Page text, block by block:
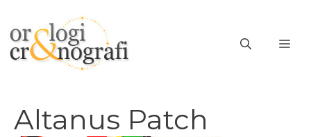
contenuto
Altanus Patch